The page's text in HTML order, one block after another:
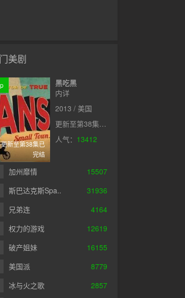
美剧
更新至第38集已
完结
黑吃黑
内详
2013 / 美国
更新至第38集已完结
人气： 13412
加州靡情 15507
斯巴达克斯Spa.. 31936
兄弟连 4164
权力的游戏 12619
破产姐妹 16155
美国派 8779
冰与火之歌 2857